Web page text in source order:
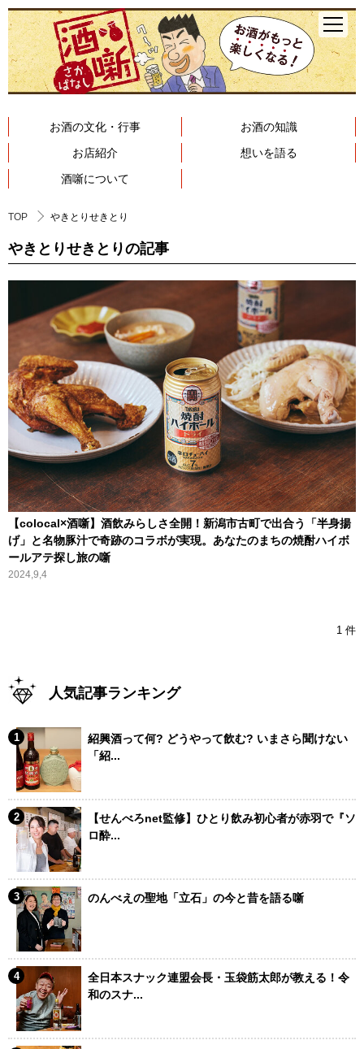
お酒の文化・行事
お酒の知識
お店紹介
想いを語る
酒噺について
TOP やきとりせきとり
やきとりせきとりの記事
【colocal×酒噺】酒飲みらしさ全開！新潟市古町で出合う「半身揚
げ」と名物豚汁で奇跡のコラボが実現。あなたのまちの焼酎ハイボ
ールアテ探し旅の噺
2024,9,4
1 件
人気記事ランキング
紹興酒って何? どうやって飲む? いまさら聞けない
「紹...
【せんべろnet監修】ひとり飲み初心者が赤羽で『ソ
ロ酔...
のんべえの聖地「立石」の今と昔を語る噺
全日本スナック連盟会長・玉袋筋太郎が教える！令
和のスナ...